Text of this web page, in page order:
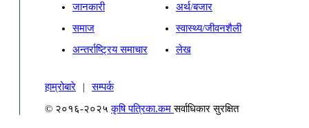
जानकारी
अर्थ/बजार
समाज
स्वास्थ्य/जीवनशैली
अन्तर्राष्ट्रिय समाचार
लेख
हाम्रोबारे |
सम्पर्क
© २०१६-२०२५कृषि पत्रिका.कमसर्वाधिकार सुरक्षित